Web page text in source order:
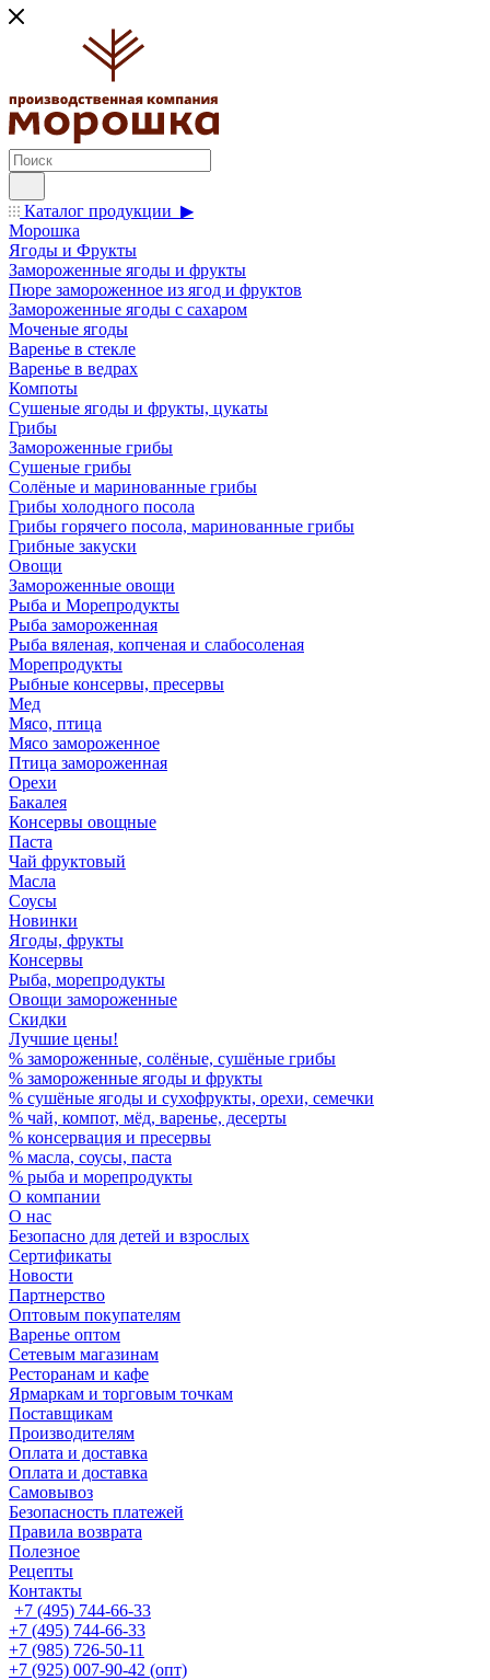
Каталог продукции ▶
Морошка
Ягоды и Фрукты
Замороженные ягоды и фрукты
Пюре замороженное из ягод и фруктов
Замороженные ягоды с сахаром
Моченые ягоды
Варенье в стекле
Варенье в ведрах
Компоты
Сушеные ягоды и фрукты, цукаты
Грибы
Замороженные грибы
Сушеные грибы
Солёные и маринованные грибы
Грибы холодного посола
Грибы горячего посола, маринованные грибы
Грибные закуски
Овощи
Замороженные овощи
Рыба и Морепродукты
Рыба замороженная
Рыба вяленая, копченая и слабосоленая
Морепродукты
Рыбные консервы, пресервы
Мед
Мясо, птица
Мясо замороженное
Птица замороженная
Орехи
Бакалея
Консервы овощные
Паста
Чай фруктовый
Масла
Соусы
Новинки
Ягоды, фрукты
Консервы
Рыба, морепродукты
Овощи замороженные
Скидки
Лучшие цены!
% замороженные, солёные, сушёные грибы
% замороженные ягоды и фрукты
% сушёные ягоды и сухофрукты, орехи, семечки
% чай, компот, мёд, варенье, десерты
% консервация и пресервы
% масла, соусы, паста
% рыба и морепродукты
О компании
О нас
Безопасно для детей и взрослых
Сертификаты
Новости
Партнерство
Оптовым покупателям
Варенье оптом
Сетевым магазинам
Ресторанам и кафе
Ярмаркам и торговым точкам
Поставщикам
Производителям
Оплата и доставка
Оплата и доставка
Самовывоз
Безопасность платежей
Правила возврата
Полезное
Рецепты
Контакты
+7 (495) 744-66-33
+7 (495) 744-66-33
+7 (985) 726-50-11
+7 (925) 007-90-42 (опт)